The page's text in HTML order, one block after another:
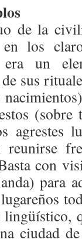
de la
los
era un
sus
agrestes
reunirse
con
para
ciudad